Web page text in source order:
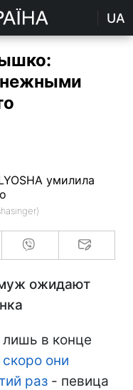
UA
нежными
ожидают
лишь в конце
скоро они
раз - певица